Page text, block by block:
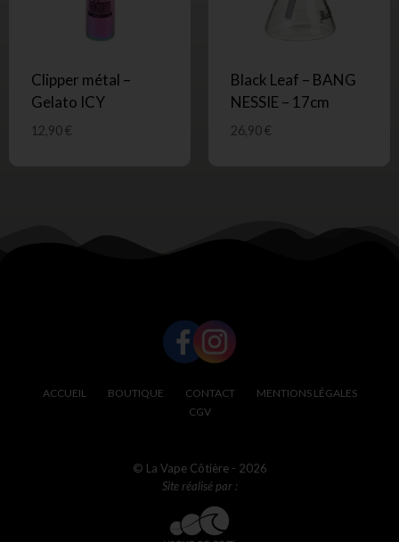
Clipper métal –
Gelato ICY
12,90€
Black Leaf – BANG
NESSIE – 17cm
26,90€
ACCUEIL BOUTIQUE CONTACT
MENTIONS LÉGALES
CGV
© La Vape Côtière - 2026
Site réalisé par :